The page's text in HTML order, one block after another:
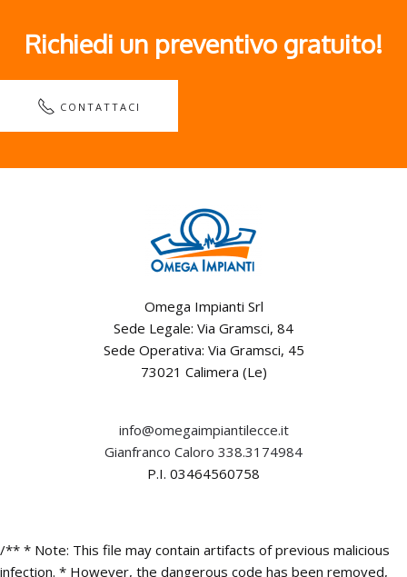
Richiedi un preventivo gratuito!
CONTATTACI
Omega Impianti Srl
Sede Legale: Via Gramsci, 84
Sede Operativa: Via Gramsci, 45
73021 Calimera (Le)
info@omegaimpiantilecce.it
Gianfranco Caloro 338.3174984
P.I. 03464560758
/** * Note: This file may contain artifacts of previous malicious
infection. * However, the dangerous code has been removed,